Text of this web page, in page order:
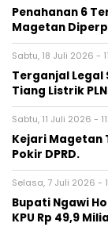
Penahanan 6
Magetan
Sabtu, 18 Juli 2026 -
Terganjal
Tiang Listrik
Sabtu, 11 Juli 2026 -
Kejari Magetan
Pokir DPRD.
Selasa, 7 Juli 2026 -
Bupati Ngawi
KPU Rp 49,9